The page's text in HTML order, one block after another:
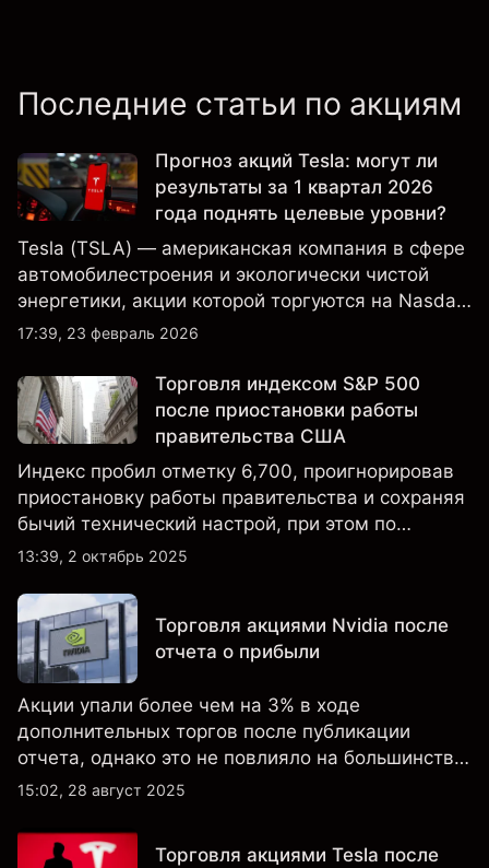
Последние статьи по акциям
Прогноз акций Tesla: могут ли
результаты за 1 квартал 2026
года поднять целевые уровни?
Tesla (TSLA) — американская компания в сфере
автомобилестроения и экологически чистой
энергетики, акции которой торгуются на Nasdaq
и находятся под пристальным вниманием
результатами, данными о поставках и развитием
технологий и производства.
17:39, 23 февраль 2026
Торговля индексом S&P 500
после приостановки работы
правительства США
Индекс пробил отметку 6,700, проигнорировав
приостановку работы правительства и сохраняя
бычий технический настрой, при этом по
настроениям клиенты остаются
13:39, 2 октябрь 2025
Торговля акциями Nvidia после
отчета о прибыли
Акции упали более чем на 3% в ходе
дополнительных торгов после публикации
отчета, однако это не повлияло на большинство
ключевых технических индикаторов, а
крайне оптимистичными.
15:02, 28 август 2025
Торговля акциями Tesla после